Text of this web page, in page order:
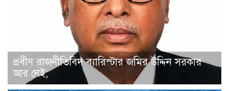
প্রবীণ রাজনীতিবিদ ব্যারিস্টার জমির উদ্দিন সরকার
আর নেই;